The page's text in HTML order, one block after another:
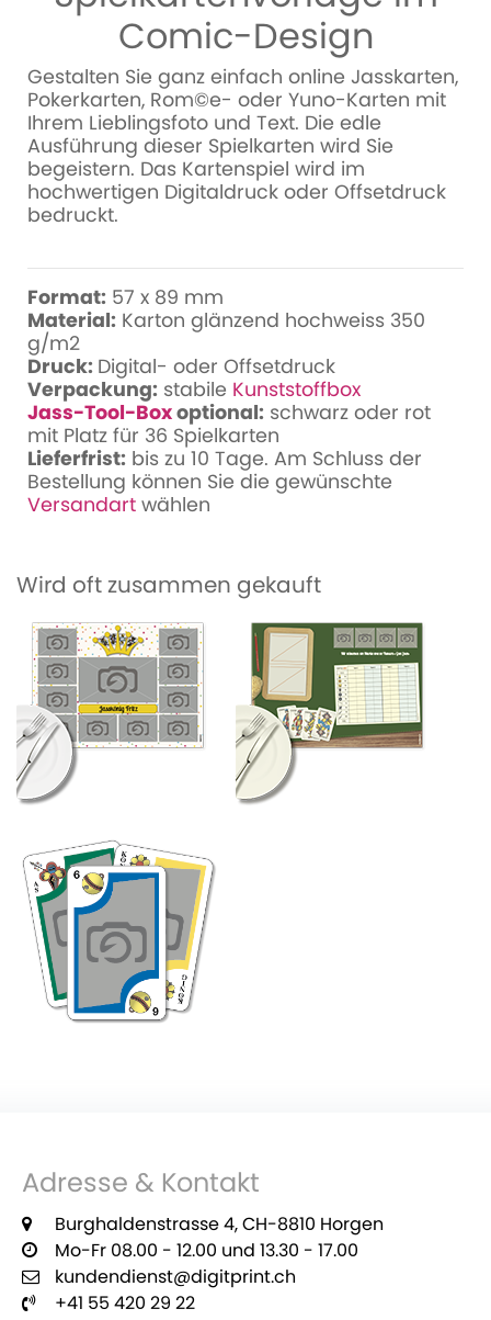
Comic-Design
Gestalten Sie ganz einfach online Jasskarten,
Pokerkarten, Rom©e- oder Yuno-Karten mit
Ihrem Lieblingsfoto und Text. Die edle
Ausführung dieser Spielkarten wird Sie
begeistern. Das Kartenspiel wird im
hochwertigen Digitaldruck oder Offsetdruck
bedruckt.
Format: 57 x 89 mm
Material: Karton glänzend hochweiss 350
g/m2
Druck: Digital- oder Offsetdruck
Verpackung: stabile Kunststoffbox
Jass-Tool-Boxoptional: schwarz oder rot
mit Platz für 36 Spielkarten
Lieferfrist: bis zu 10 Tage. Am Schluss der
Bestellung können Sie die gewünschte
Versandart wählen
Wird oft zusammen gekauft
Adresse & Kontakt
Burghaldenstrasse 4, CH-8810 Horgen
Mo-Fr 08.00 - 12.00 und 13.30 - 17.00
kundendienst@digitprint.ch
+41 55 420 29 22